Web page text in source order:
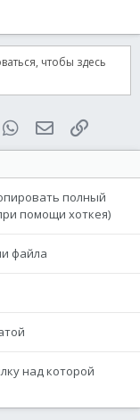
чтобы здесь
WhatsAppЭлектронная
полный
помощи хоткея)
файла
над которой